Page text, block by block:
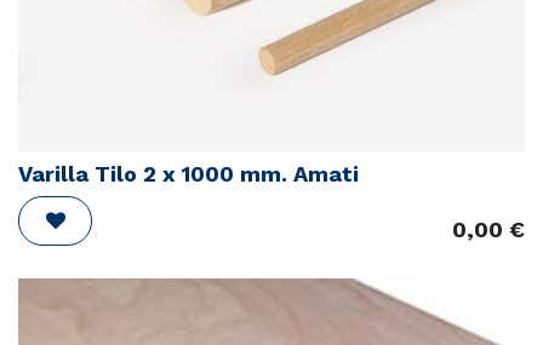
Varilla Tilo 2 x 1000 mm. Amati
0,00 €